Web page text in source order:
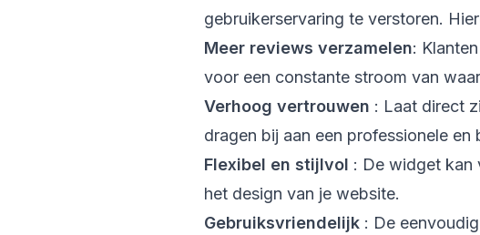
gebruikerservaring te verstoren.
Meer reviews verzamelen:
voor een constante stroom van
Verhoog vertrouwen : Laat direct
dragen bij aan een professionele en
Flexibel en stijlvol : De widget kan
het design van je website.
Gebruiksvriendelijk : De